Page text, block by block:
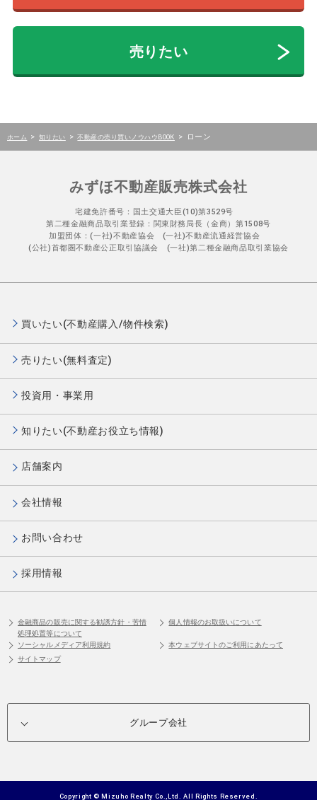
売りたい
ホーム > 知りたい > 不動産の売り買いノウハウBOOK > ローン
みずほ不動産販売株式会社
宅建免許番号：国土交通大臣(10)第3529号
第二種金融商品取引業登録：関東財務局長（金商）第1508号
加盟団体：(一社)不動産協会 (一社)不動産流通経営協会
(公社)首都圏不動産公正取引協議会 (一社)第二種金融商品取引業協会
買いたい(不動産購入/物件検索)
売りたい(無料査定)
投資用・事業用
知りたい(不動産お役立ち情報)
店舗案内
会社情報
お問い合わせ
採用情報
金融商品の販売に関する勧誘方針・苦情
処理処置等について
個人情報のお取扱いについて
ソーシャルメディア利用規約
本ウェブサイトのご利用にあたって
サイトマップ
グループ会社
Copyright © Mizuho Realty Co.,Ltd. All Rights Reserved.